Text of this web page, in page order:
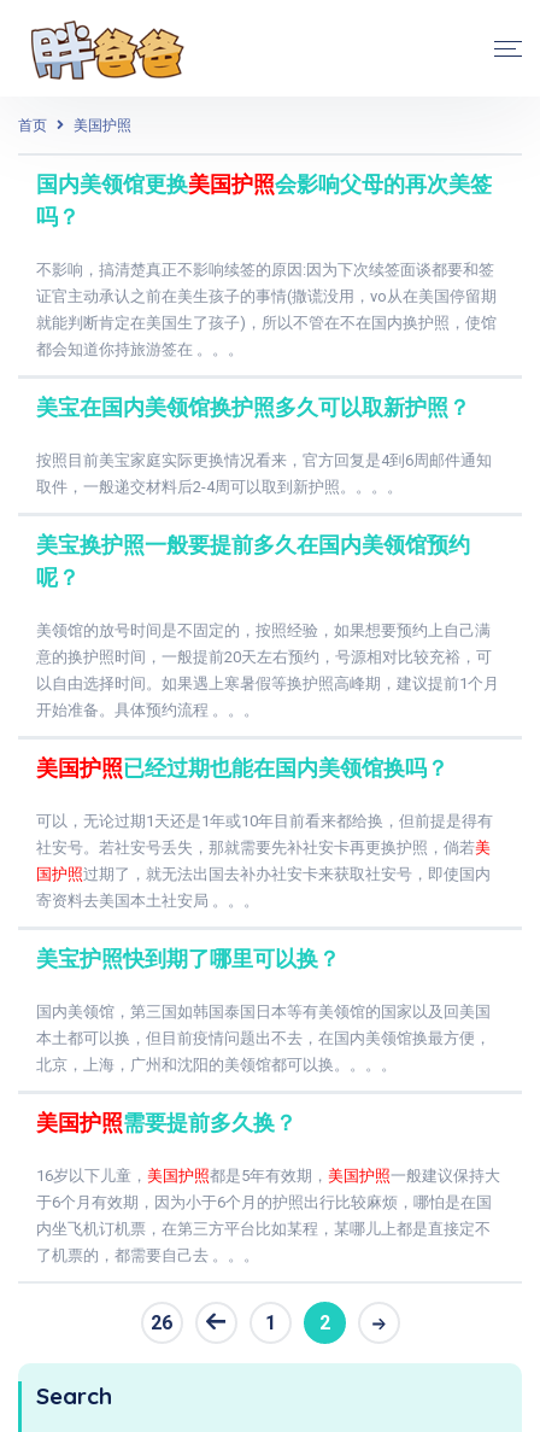
首页 美国护照
国内美领馆更换美国护照会影响父母的再次美签
吗？
不影响，搞清楚真正不影响续签的原因:因为下次续签面谈都要和签
证官主动承认之前在美生孩子的事情(撒谎没用，vo从在美国停留期
就能判断肯定在美国生了孩子)，所以不管在不在国内换护照，使馆
都会知道你持旅游签在 。。。
美宝在国内美领馆换护照多久可以取新护照？
按照目前美宝家庭实际更换情况看来，官方回复是4到6周邮件通知
取件，一般递交材料后2-4周可以取到新护照。。。。
美宝换护照一般要提前多久在国内美领馆预约
呢？
美领馆的放号时间是不固定的，按照经验，如果想要预约上自己满
意的换护照时间，一般提前20天左右预约，号源相对比较充裕，可
以自由选择时间。如果遇上寒暑假等换护照高峰期，建议提前1个月
开始准备。具体预约流程 。。。
美国护照已经过期也能在国内美领馆换吗？
可以，无论过期1天还是1年或10年目前看来都给换，但前提是得有
社安号。若社安号丢失，那就需要先补社安卡再更换护照，倘若美
国护照过期了，就无法出国去补办社安卡来获取社安号，即使国内
寄资料去美国本土社安局 。。。
美宝护照快到期了哪里可以换？
国内美领馆，第三国如韩国泰国日本等有美领馆的国家以及回美国
本土都可以换，但目前疫情问题出不去，在国内美领馆换最方便，
北京，上海，广州和沈阳的美领馆都可以换。。。。
美国护照需要提前多久换？
16岁以下儿童， 美国护照都是5年有效期， 美国护照一般建议保持大
于6个月有效期，因为小于6个月的护照出行比较麻烦，哪怕是在国
内坐飞机订机票，在第三方平台比如某程，某哪儿上都是直接定不
了机票的，都需要自己去 。。。
26
条
1 2
Search